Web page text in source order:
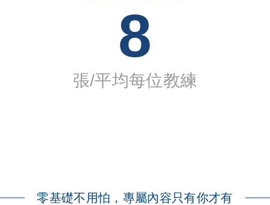
8
張/平均每位教練
零基礎不用怕，專屬內容只有你才有